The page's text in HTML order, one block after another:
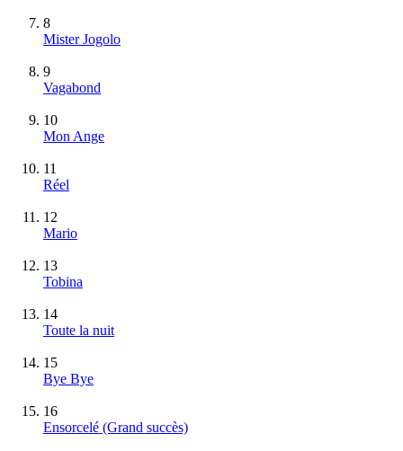
8
Mister Jogolo
9
Vagabond
10
Mon Ange
11
Réel
12
Mario
13
Tobina
14
Toute la nuit
15
Bye Bye
16
Ensorcelé (Grand succès)